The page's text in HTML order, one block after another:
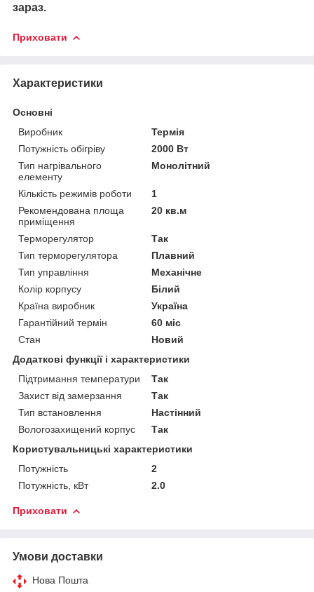
зараз.
Приховати
Характеристики
Основні
Виробник
Термія
Потужність обігріву
2000 Вт
Тип нагрівального
елементу
Монолітний
Кількість режимів роботи
1
Рекомендована площа
приміщення
20 кв.м
Терморегулятор
Так
Тип терморегулятора
Плавний
Тип управління
Механічне
Колір корпусу
Білий
Країна виробник
Україна
Гарантійний термін
60 міс
Стан
Новий
Додаткові функції і характеристики
Підтримання температури
Так
Захист від замерзання
Так
Тип встановлення
Настінний
Вологозахищений корпус
Так
Користувальницькі характеристики
Потужність
2
Потужність, кВт
2.0
Приховати
Умови доставки
Нова Пошта